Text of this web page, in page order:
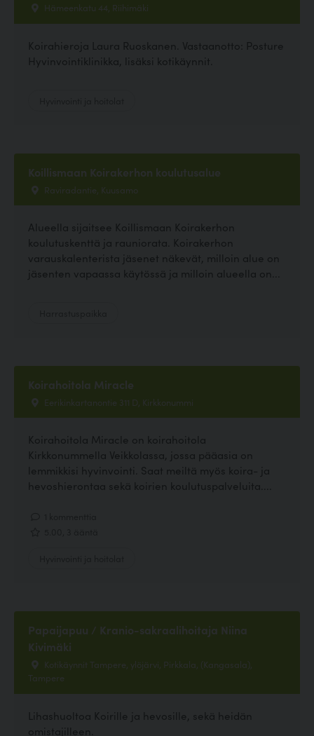
Hämeenkatu 44, Riihimäki
Koirahieroja Laura Ruoskanen. Vastaanotto: Posture
Hyvinvointiklinikka, lisäksi kotikäynnit.
Koillismaan Koirakerhon koulutusalue
Raviradantie, Kuusamo
Alueella sijaitsee Koillismaan Koirakerhon
koulutuskenttä ja rauniorata. Koirakerhon
varauskalenterista jäsenet näkevät, milloin alue on
jäsenten vapaassa käytössä ja milloin alueella on...
Koirahoitola Miracle
Eerikinkartanontie 311 D, Kirkkonummi
Koirahoitola Miracle on koirahoitola
Kirkkonummella Veikkolassa, jossa pääasia on
lemmikkisi hyvinvointi. Saat meiltä myös koira- ja
hevoshierontaa sekä koirien koulutuspalveluita....
Papaijapuu / Kranio-sakraalihoitaja Niina
Kivimäki
Kotikäynnit Tampere, ylöjärvi, Pirkkala, (Kangasala),
Tampere
Lihashuoltoa Koirille ja hevosille, sekä heidän
omistajilleen.